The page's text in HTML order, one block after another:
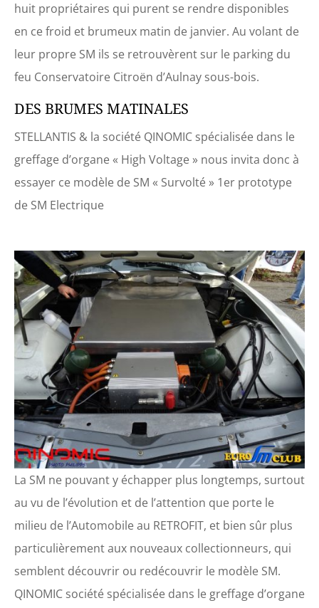
huit propriétaires qui purent se rendre disponibles
en ce froid et brumeux matin de janvier. Au volant de
leur propre SM ils se retrouvèrent sur le parking du
feu Conservatoire Citroën d’Aulnay sous-bois.
DES BRUMES MATINALES
STELLANTIS & la société QINOMIC spécialisée dans le
greffage d’organe « High Voltage » nous invita donc à
essayer ce modèle de SM « Survolté » 1er prototype
de SM Electrique
La SM ne pouvant y échapper plus longtemps, surtout
au vu de l’évolution et de l’attention que porte le
milieu de l’Automobile au RETROFIT, et bien sûr plus
particulièrement aux nouveaux collectionneurs, qui
semblent découvrir ou redécouvrir le modèle SM.
QINOMIC société spécialisée dans le greffage d’organe